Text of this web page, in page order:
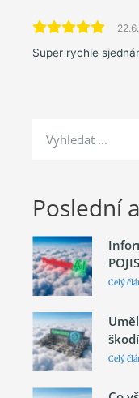
Super rychle
Poslední
Celý
škodí
Celý